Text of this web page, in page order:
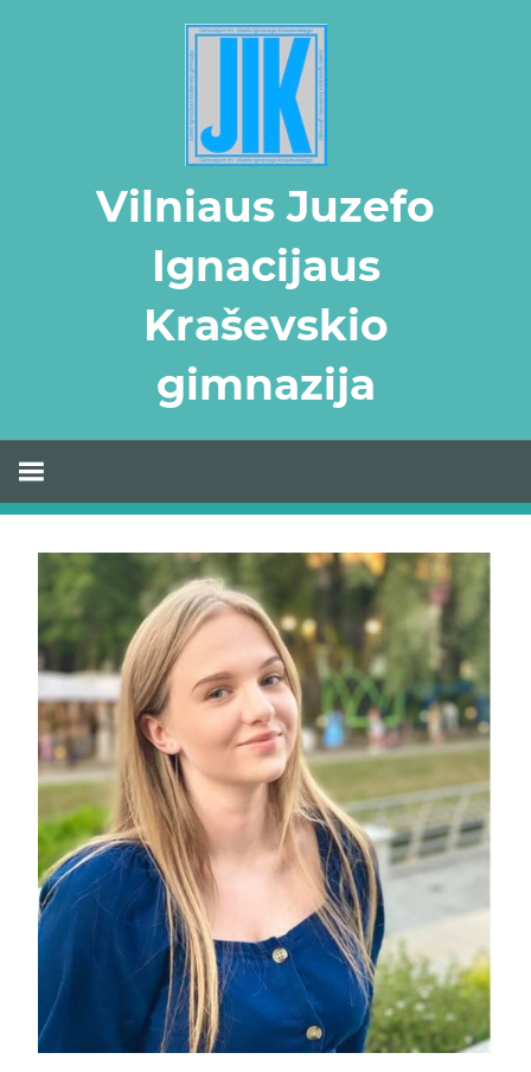
Vilniaus Juzefo
Ignacijaus
Kraševskio
gimnazija